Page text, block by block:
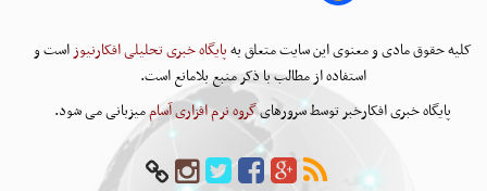
کلیه حقوق مادی و معنوی این سایت متعلق بهپایگاه خبری تحلیلی افکارنیوزاست و
استفاده از مطالب با ذکر منبع بلامانع است.
پایگاه خبری افکارخبر توسط سرورهایگروه نرم افزاری آساممیزبانی می شود.